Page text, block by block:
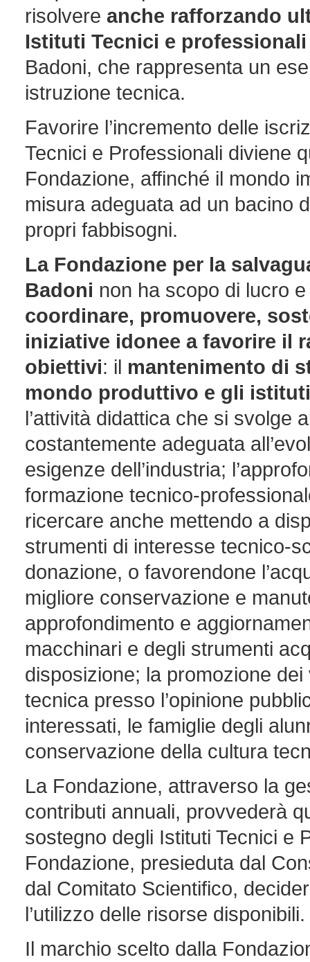
risolvere anche rafforzando
Istituti Tecnici e
Badoni, che rappresenta un
istruzione tecnica.
Favorire l’incremento delle
Tecnici e Professionali diviene
Fondazione, affinché il mondo
misura adeguata ad un bacino
propri fabbisogni.
La Fondazione per la
Badoni non ha scopo di lucro
coordinare, promuovere,
iniziative idonee a favorire il
obiettivi: il mantenimento di
mondo produttivo e gli
l’attività didattica che si svolge
costantemente adeguata
esigenze dell’industria;
formazione tecnico-
ricercare anche mettendo a
strumenti di interesse tecnico-
donazione, o favorendone
migliore conservazione e
approfondimento e
macchinari e degli strumenti
disposizione; la promozione
tecnica presso l’opinione
interessati, le famiglie degli
conservazione della cultura
La Fondazione, attraverso la
contributi annuali, provvederà
sostegno degli Istituti Tecnici e
Fondazione, presieduta dal
dal Comitato Scientifico,
l’utilizzo delle risorse disponibili.
Il marchio scelto dalla